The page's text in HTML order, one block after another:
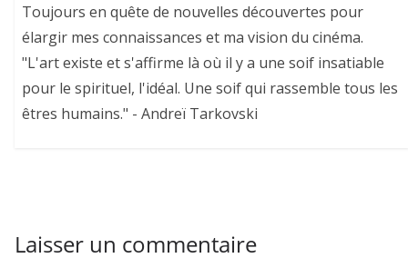
Toujours en quête de nouvelles découvertes pour
élargir mes connaissances et ma vision du cinéma.
"L'art existe et s'affirme là où il y a une soif insatiable
pour le spirituel, l'idéal. Une soif qui rassemble tous les
êtres humains." - Andreï Tarkovski
Laisser un commentaire